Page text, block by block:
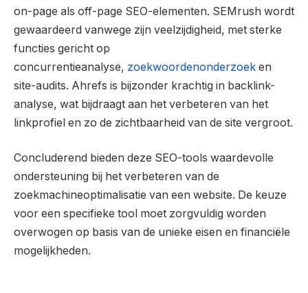
on-page als off-page SEO-elementen. SEMrush wordt
gewaardeerd vanwege zijn veelzijdigheid, met sterke
functies gericht op
concurrentieanalyse, zoekwoordenonderzoek en
site-audits. Ahrefs is bijzonder krachtig in backlink-
analyse, wat bijdraagt aan het verbeteren van het
linkprofiel en zo de zichtbaarheid van de site vergroot.
Concluderend bieden deze SEO-tools waardevolle
ondersteuning bij het verbeteren van de
zoekmachineoptimalisatie van een website. De keuze
voor een specifieke tool moet zorgvuldig worden
overwogen op basis van de unieke eisen en financiële
mogelijkheden.